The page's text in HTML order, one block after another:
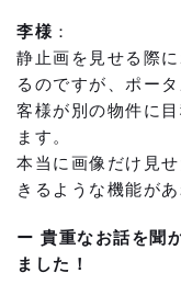
李様 ：
静止画を見せる際
るのですが、ポー
客様が別の物件に
ます。
本当に画像だけ見
きるような機能が
ー 貴重なお話を聞
ました！